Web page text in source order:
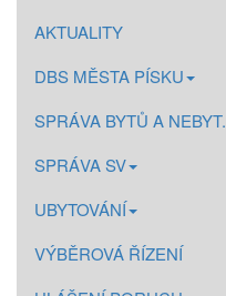
AKTUALITY
DBS MĚSTA PÍSKU
SPRÁVA BYTŮ A
SPRÁVA SV
UBYTOVÁNÍ
VÝBĚROVÁ ŘÍZENÍ